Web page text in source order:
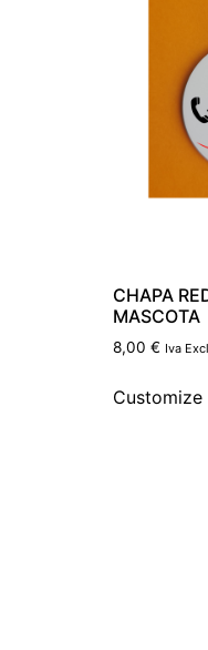
CHAPA
MASCOTA
8,00 € Iva
Customize